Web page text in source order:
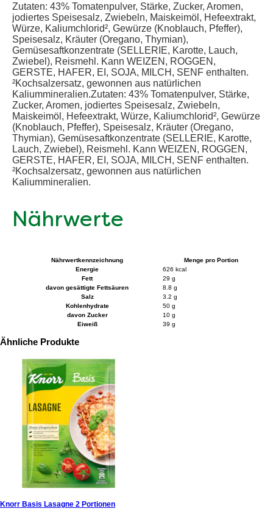
Zutaten: 43% Tomatenpulver, Stärke, Zucker, Aromen,
jodiertes Speisesalz, Zwiebeln, Maiskeimöl, Hefeextrakt,
Würze, Kaliumchlorid², Gewürze (Knoblauch, Pfeffer),
Speisesalz, Kräuter (Oregano, Thymian),
Gemüsesaftkonzentrate (SELLERIE, Karotte, Lauch,
Zwiebel), Reismehl. Kann WEIZEN, ROGGEN,
GERSTE, HAFER, EI, SOJA, MILCH, SENF enthalten.
²Kochsalzersatz, gewonnen aus natürlichen
Kaliummineralien.Zutaten: 43% Tomatenpulver, Stärke,
Zucker, Aromen, jodiertes Speisesalz, Zwiebeln,
Maiskeimöl, Hefeextrakt, Würze, Kaliumchlorid², Gewürze
(Knoblauch, Pfeffer), Speisesalz, Kräuter (Oregano,
Thymian), Gemüsesaftkonzentrate (SELLERIE, Karotte,
Lauch, Zwiebel), Reismehl. Kann WEIZEN, ROGGEN,
GERSTE, HAFER, EI, SOJA, MILCH, SENF enthalten.
²Kochsalzersatz, gewonnen aus natürlichen
Kaliummineralien.
Nährwerte
Nährwertkennzeichnung
Menge pro Portion
Energie
626 kcal
Fett
29 g
davon gesättigte Fettsäuren
8.8 g
Salz
3.2 g
Kohlenhydrate
50 g
davon Zucker
10 g
Eiweiß
39 g
Ähnliche Produkte
Knorr Basis Lasagne 2 Portionen